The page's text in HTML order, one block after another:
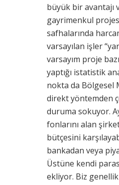
büyük bir avantajı
gayrimenkul
safhalarında
varsayılan işler
varsayım proje
yaptığı istatistik
nokta da Bölgesel
direkt yöntemden
duruma sokuyor.
fonlarını alan
bütçesini
bankadan veya
Üstüne kendi
ekliyor. Biz